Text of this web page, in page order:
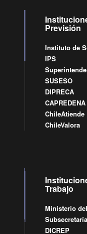
Previsión
Instituto de
IPS
SUSESO
DIPRECA
CAPREDENA
ChileAtiende
ChileValora
Trabajo
Ministerio
DICREP